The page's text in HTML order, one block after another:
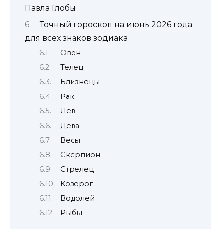
Павла Глобы
Точный гороскоп на июнь 2026 года
для всех знаков зодиака
Овен
Телец
Близнецы
Рак
Лев
Дева
Весы
Скорпион
Стрелец
Козерог
Водолей
Рыбы